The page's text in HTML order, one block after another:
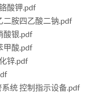
酸钾.pdf
二胺四乙酸二钠.pdf
酸银.pdf
甲酸.pdf
锌.pdf
统 控制指示设备.pdf